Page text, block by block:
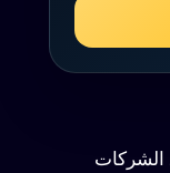
الشركات